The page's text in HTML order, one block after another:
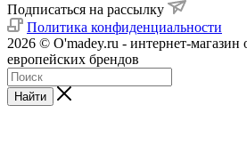
Подписаться на рассылку
Политика конфиденциальности
2026 © O'madey.ru - интернет-магазин
европейских брендов
Найти